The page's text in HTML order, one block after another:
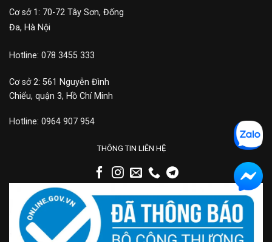
Cơ sở 1: 70-72 Tây Sơn, Đống
Đa, Hà Nội
Hotline: 078 3455 333
Cơ sở 2: 561 Nguyễn Đình
Chiểu, quận 3, Hồ Chí Minh
Hotline: 0964 907 954
THÔNG TIN LIÊN HỆ